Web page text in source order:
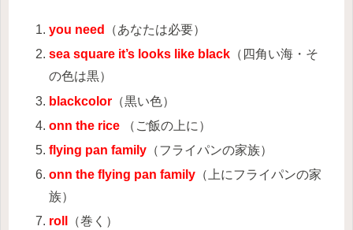
you need
（あなたは必要）
sea square it’s looks like black （四角い海・そ
の色は黒）
blackcolor （黒い色）
onn the rice （ご飯の上に）
flying pan family （フライパンの家族）
onn the flying pan family （上にフライパンの家
族）
roll
（巻く）